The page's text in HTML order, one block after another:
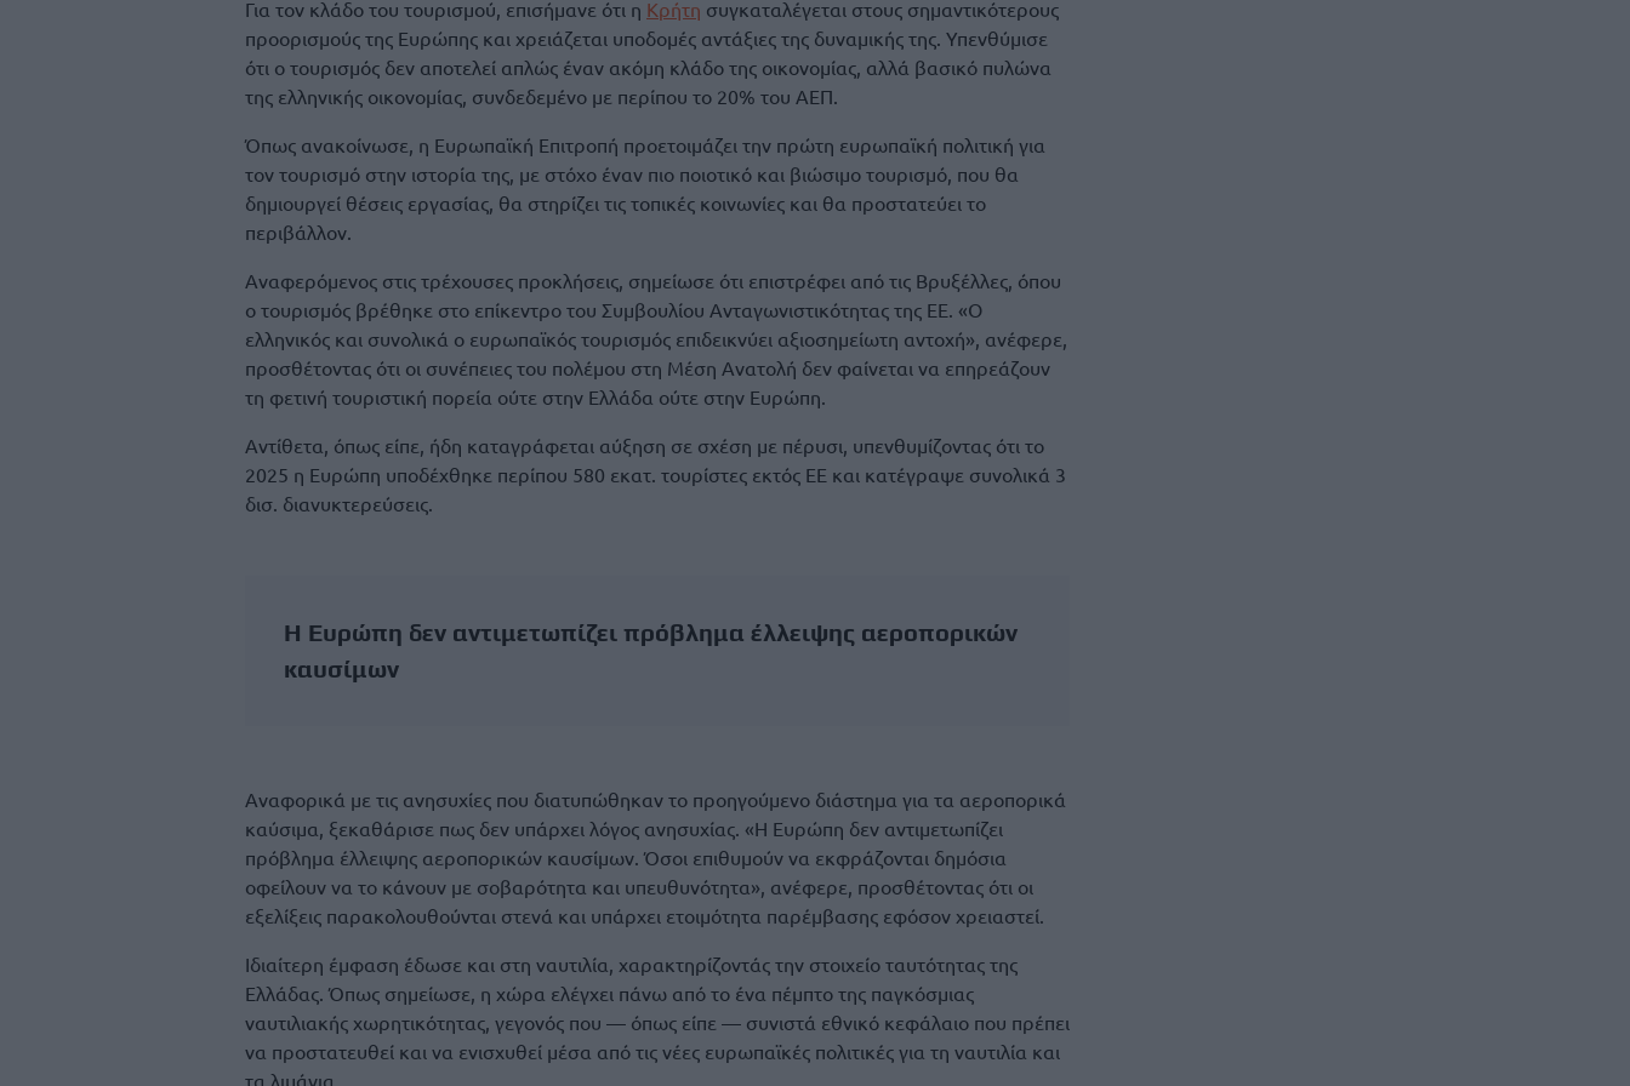
Για τον κλάδο του τουρισμού, επισήμανε ότι η Κρήτη συγκαταλέγεται στους σημαντικότερους
προορισμούς της Ευρώπης και χρειάζεται υποδομές αντάξιες της δυναμικής της. Υπενθύμισε
ότι ο τουρισμός δεν αποτελεί απλώς έναν ακόμη κλάδο της οικονομίας, αλλά βασικό πυλώνα
της ελληνικής οικονομίας, συνδεδεμένο με περίπου το 20% του ΑΕΠ.
Όπως ανακοίνωσε, η Ευρωπαϊκή Επιτροπή προετοιμάζει την πρώτη ευρωπαϊκή πολιτική για
τον τουρισμό στην ιστορία της, με στόχο έναν πιο ποιοτικό και βιώσιμο τουρισμό, που θα
δημιουργεί θέσεις εργασίας, θα στηρίζει τις τοπικές κοινωνίες και θα προστατεύει το
περιβάλλον.
Αναφερόμενος στις τρέχουσες προκλήσεις, σημείωσε ότι επιστρέφει από τις Βρυξέλλες, όπου
ο τουρισμός βρέθηκε στο επίκεντρο του Συμβουλίου Ανταγωνιστικότητας της ΕΕ. «Ο
ελληνικός και συνολικά ο ευρωπαϊκός τουρισμός επιδεικνύει αξιοσημείωτη αντοχή», ανέφερε,
προσθέτοντας ότι οι συνέπειες του πολέμου στη Μέση Ανατολή δεν φαίνεται να επηρεάζουν
τη φετινή τουριστική πορεία ούτε στην Ελλάδα ούτε στην Ευρώπη.
Αντίθετα, όπως είπε, ήδη καταγράφεται αύξηση σε σχέση με πέρυσι, υπενθυμίζοντας ότι το
2025 η Ευρώπη υποδέχθηκε περίπου 580 εκατ. τουρίστες εκτός ΕΕ και κατέγραψε συνολικά 3
δισ. διανυκτερεύσεις.
Η Ευρώπη δεν αντιμετωπίζει πρόβλημα έλλειψης αεροπορικών
καυσίμων
Αναφορικά με τις ανησυχίες που διατυπώθηκαν το προηγούμενο διάστημα για τα αεροπορικά
καύσιμα, ξεκαθάρισε πως δεν υπάρχει λόγος ανησυχίας. «Η Ευρώπη δεν αντιμετωπίζει
πρόβλημα έλλειψης αεροπορικών καυσίμων. Όσοι επιθυμούν να εκφράζονται δημόσια
οφείλουν να το κάνουν με σοβαρότητα και υπευθυνότητα», ανέφερε, προσθέτοντας ότι οι
εξελίξεις παρακολουθούνται στενά και υπάρχει ετοιμότητα παρέμβασης εφόσον χρειαστεί.
Ιδιαίτερη έμφαση έδωσε και στη ναυτιλία, χαρακτηρίζοντάς την στοιχείο ταυτότητας της
Ελλάδας. Όπως σημείωσε, η χώρα ελέγχει πάνω από το ένα πέμπτο της παγκόσμιας
ναυτιλιακής χωρητικότητας, γεγονός που — όπως είπε — συνιστά εθνικό κεφάλαιο που πρέπει
να προστατευθεί και να ενισχυθεί μέσα από τις νέες ευρωπαϊκές πολιτικές για τη ναυτιλία και
τα λιμάνια.